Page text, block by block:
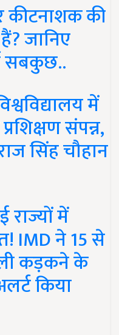
कीटनाशक की
जानिए
सबकुछ..
में
संपन्न,
सिंह चौहान
में
IMD ने 15 से
कड़कने के
किया